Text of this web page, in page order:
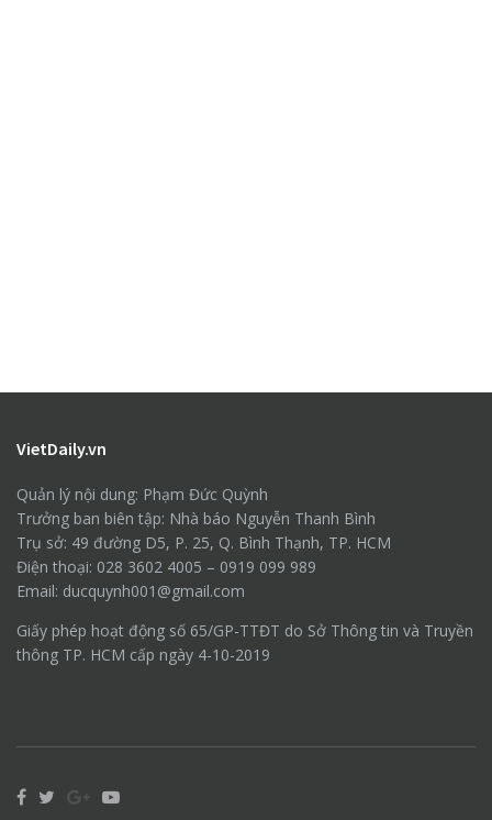
VietDaily.vn
Quản lý nội dung: Phạm Đức Quỳnh
Trưởng ban biên tập: Nhà báo Nguyễn Thanh Bình
Trụ sở: 49 đường D5, P. 25, Q. Bình Thạnh, TP. HCM
Điện thoại: 028 3602 4005 – 0919 099 989
Email: ducquynh001@gmail.com
Giấy phép hoạt động số 65/GP-TTĐT do Sở Thông tin và Truyền
thông TP. HCM cấp ngày 4-10-2019